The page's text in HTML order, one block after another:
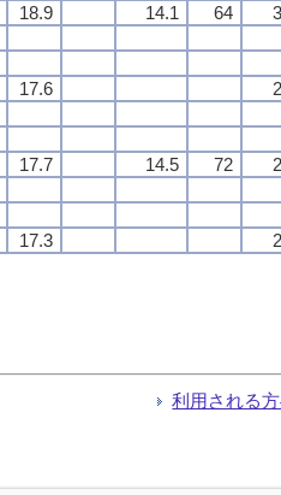
18.9 14.1 64
17.6
17.7 14.5 72
17.3
利用される